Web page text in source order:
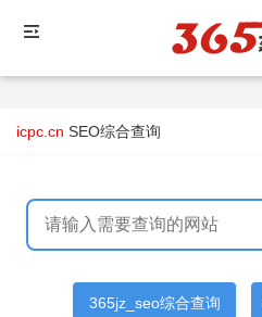
icpc.cn SEO综合查询
365jz_seo综合查询